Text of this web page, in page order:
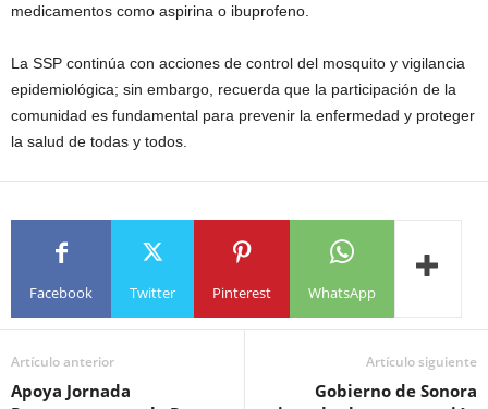
medicamentos como aspirina o ibuprofeno.
La SSP continúa con acciones de control del mosquito y vigilancia
epidemiológica; sin embargo, recuerda que la participación de la
comunidad es fundamental para prevenir la enfermedad y proteger
la salud de todas y todos.
Facebook Twitter Pinterest WhatsApp
Artículo anterior
Apoya Jornada
Artículo siguiente
Gobierno de Sonora